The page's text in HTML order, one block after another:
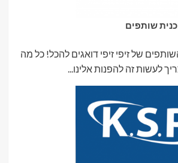
שותפים
של זיפי זיפי דואגים להכל! כל מה
לעשות זה להפנות אלינו...